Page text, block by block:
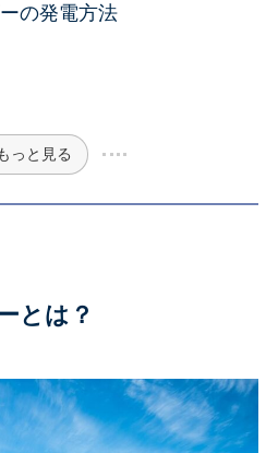
の発電方法
っと見る
とは？